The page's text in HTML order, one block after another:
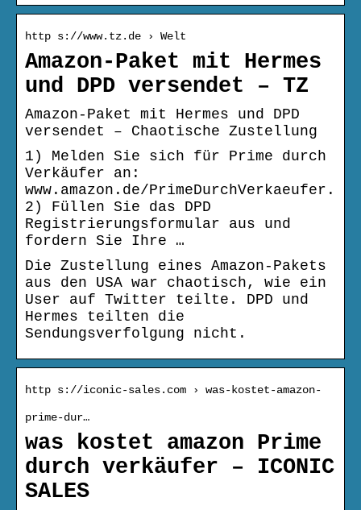
http s://www.tz.de › Welt
Amazon-Paket mit Hermes
und DPD versendet – TZ
Amazon-Paket mit Hermes und DPD
versendet – Chaotische Zustellung
1) Melden Sie sich für Prime durch
Verkäufer an:
www.amazon.de/PrimeDurchVerkaeufer.
2) Füllen Sie das DPD
Registrierungsformular aus und
fordern Sie Ihre …
Die Zustellung eines Amazon-Pakets
aus den USA war chaotisch, wie ein
User auf Twitter teilte. DPD und
Hermes teilten die
Sendungsverfolgung nicht.
http s://iconic-sales.com › was-kostet-amazon-
prime-dur…
was kostet amazon Prime
durch verkäufer – ICONIC
SALES